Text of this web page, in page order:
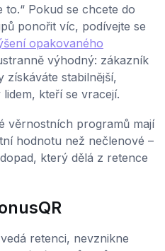
to.“ Pokud se chcete do
ponořit víc, podívejte se
opakovaného
výhodný: zákazník
získáváte stabilnější,
kteří se vracejí.
věrnostních programů mají
hodnotu než nečlenové –
který dělá z retence
retenci, nevznikne